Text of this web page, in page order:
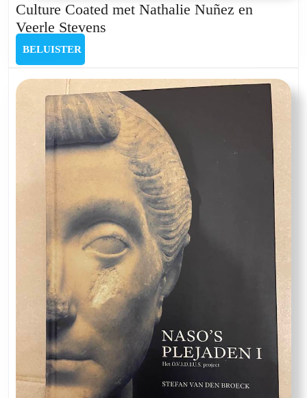
Culture Coated met Nathalie Nuñez en
Veerle Stevens
Nathalie
Nuñez
en
Veerle
Stevens
BELUISTER